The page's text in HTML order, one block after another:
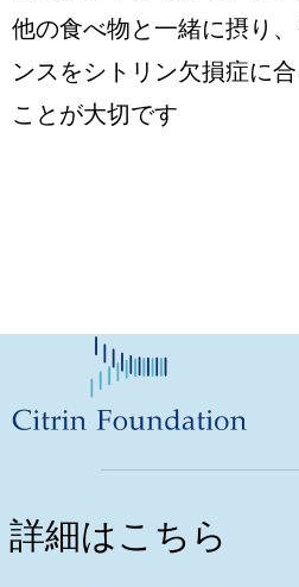
他の食べ物と一緒に摂り
ンスをシトリン欠損症に
ことが大切です
詳細はこちら